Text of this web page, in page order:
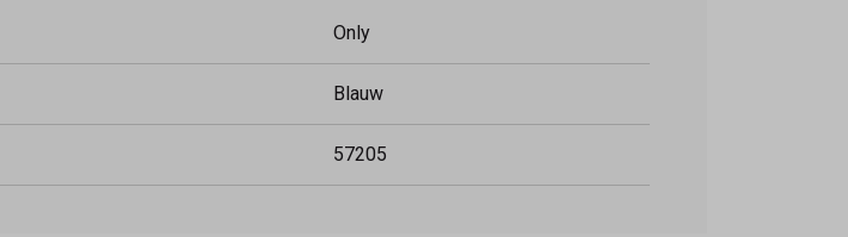
Only
Blauw
57205